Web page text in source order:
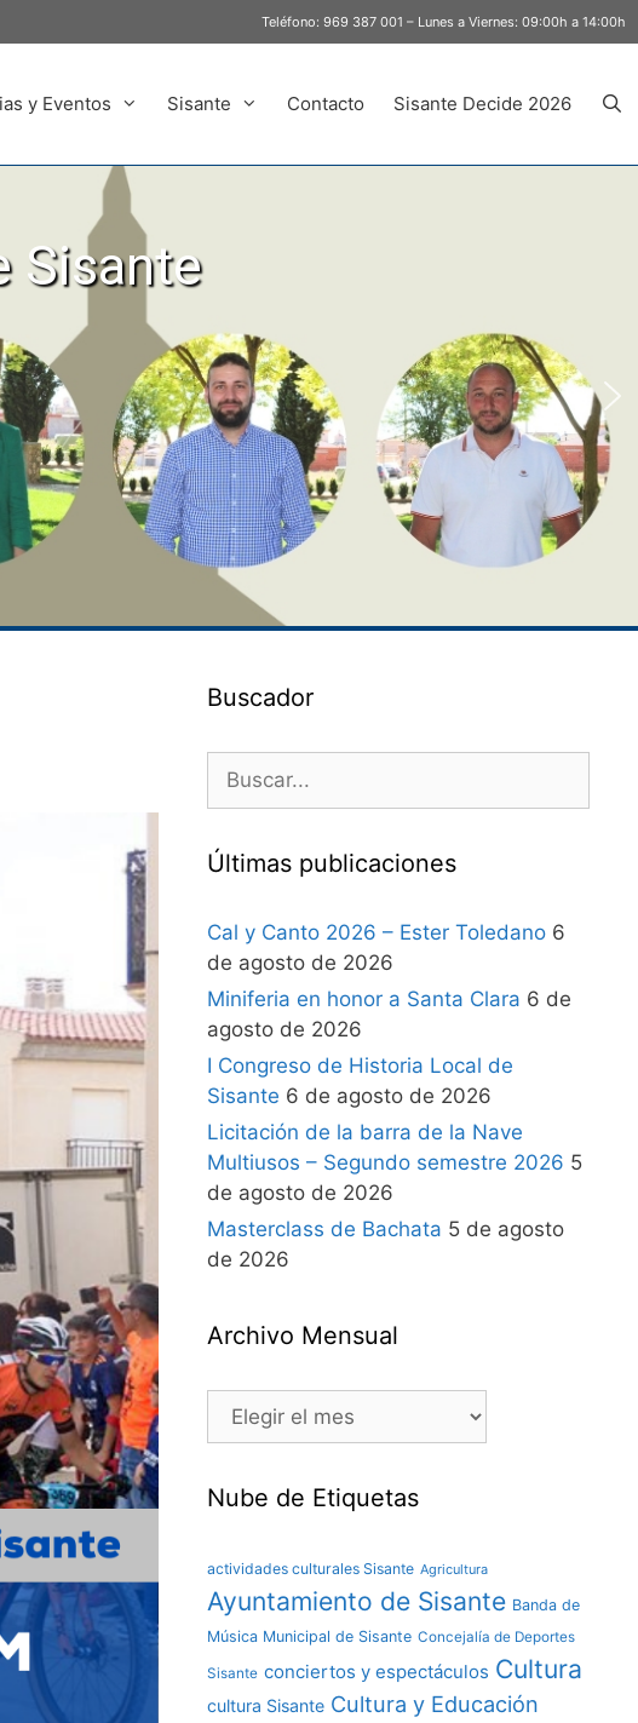
Teléfono: 969 387 001 – Lunes a Viernes: 09:00h a 14:00h
y Eventos Sisante Contacto Sisante Decide 2026
Sisante
Buscador
Últimas publicaciones
Cal y Canto 2026 – Ester Toledano 6
de agosto de 2026
Miniferia en honor a Santa Clara 6 de
agosto de 2026
I Congreso de Historia Local de
Sisante 6 de agosto de 2026
Licitación de la barra de la Nave
Multiusos – Segundo semestre 2026 5
de agosto de 2026
Masterclass de Bachata 5 de agosto
de 2026
Archivo Mensual
Nube de Etiquetas
actividades culturales Sisante Agricultura
Ayuntamiento de Sisante Banda de
Música Municipal de Sisante Concejalía de Deportes
Sisante conciertos y espectáculos Cultura
cultura Sisante Cultura y Educación